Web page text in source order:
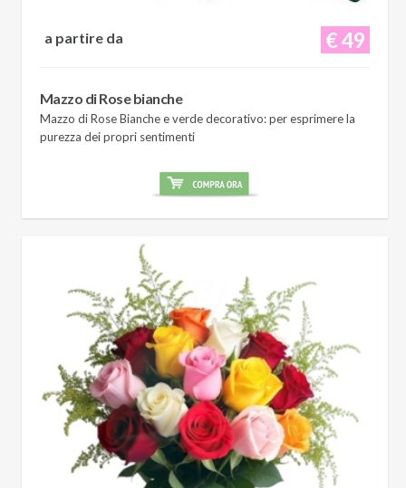
€ 49
a partire da
Mazzo di Rose bianche
Mazzo di Rose Bianche e verde decorativo: per esprimere la
purezza dei propri sentimenti